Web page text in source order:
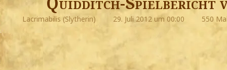
Lacrimabilis (Slytherin) 29. Juli 2012 um 00:00 550